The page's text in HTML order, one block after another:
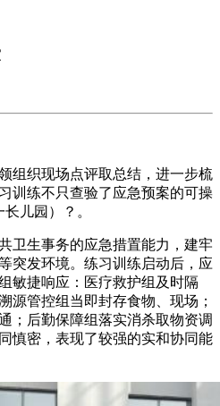
织现场点评取总结，进一步梳
训练不只查验了应急预案的可操
儿园）？。
生事务的应急措置能力，建牢
突发环境。练习训练启动后，应
敏捷响应：医疗救护组及时隔
源管控组当即封存食物、现场；
；后勤保障组落实消杀取物资调
慎密，表现了较强的实和协同能